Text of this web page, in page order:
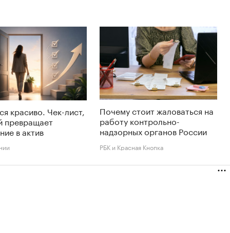
красиво. Чек-лист,
превращает
в актив
Почему стоит жаловаться на
работу контрольно-
надзорных органов России
РБК и Красная Кнопка